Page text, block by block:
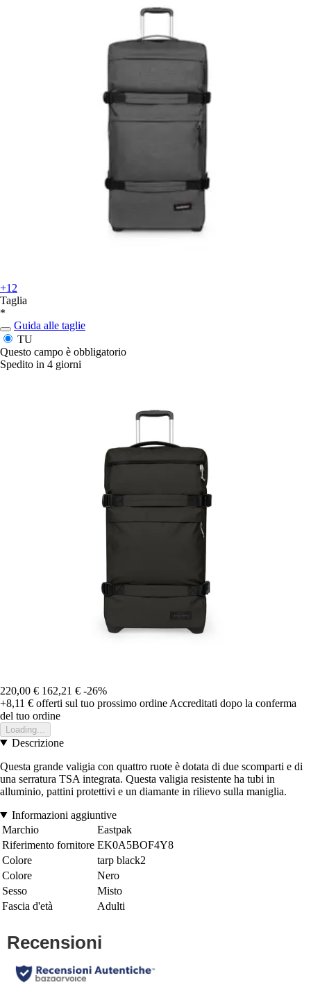
+12
Taglia
*
Guida alle taglie
TU
Questo campo è obbligatorio
Spedito in 4 giorni
220,00 € 162,21 € -26%
+8,11 € offerti sul tuo prossimo ordine Accreditati dopo la conferma
del tuo ordine
Loading...
Descrizione
Questa grande valigia con quattro ruote è dotata di due scomparti e di
una serratura TSA integrata. Questa valigia resistente ha tubi in
alluminio, pattini protettivi e un diamante in rilievo sulla maniglia.
Informazioni aggiuntive
Marchio
Eastpak
Riferimento fornitore EK0A5BOF4Y8
Colore
tarp black2
Colore
Nero
Sesso
Misto
Fascia d'età
Adulti